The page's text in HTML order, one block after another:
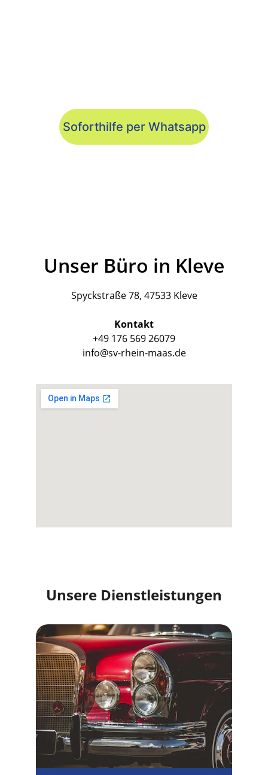
Soforthilfe per Whatsapp
Unser Büro in Kleve
Spyckstraße 78, 47533 Kleve
Kontakt
+49 176 569 26079
info@sv-rhein-maas.de
Unsere Dienstleistungen